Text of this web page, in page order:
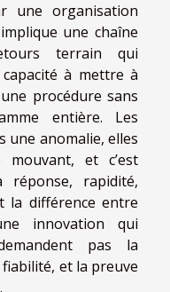
une organisation
une chaîne
terrain qui
à mettre à
procédure sans
entière. Les
une anomalie, elles
et c’est
réponse, rapidité,
la différence entre
innovation qui
pas la
et la preuve